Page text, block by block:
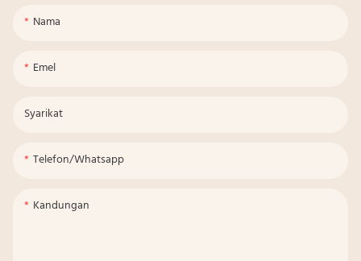
Nama
Emel
Syarikat
Telefon/whatsapp
Kandungan